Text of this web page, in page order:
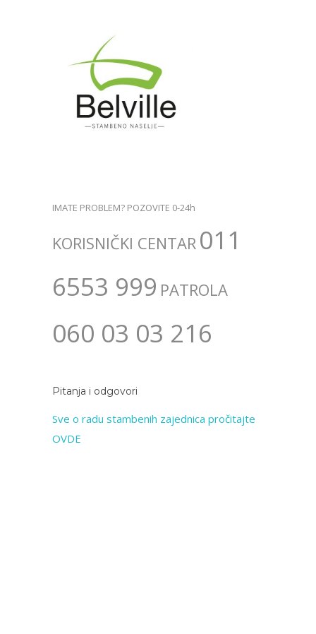
IMATE PROBLEM? POZOVITE 0-24h
KORISNIČKI CENTAR 011
6553 999 PATROLA
060 03 03 216
Pitanja i odgovori
Sve o radu stambenih zajednica pročitajte
OVDE